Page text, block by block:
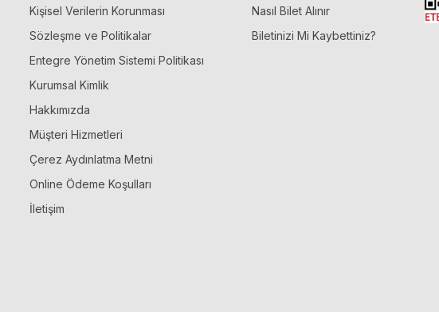
Kişisel Verilerin Korunması
Sözleşme ve Politikalar
Entegre Yönetim Sistemi Politikası
Kurumsal Kimlik
Hakkımızda
Müşteri Hizmetleri
Çerez Aydınlatma Metni
Online Ödeme Koşulları
İletişim
Nasıl Bilet Alınır
Biletinizi Mi Kaybettiniz?